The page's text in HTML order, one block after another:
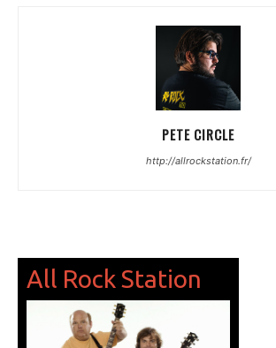
PETE CIRCLE
http://allrockstation.fr/